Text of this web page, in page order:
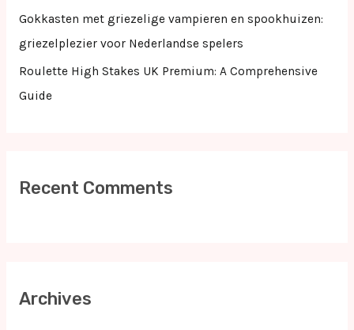
Gokkasten met griezelige vampieren en spookhuizen:
griezelplezier voor Nederlandse spelers
Roulette High Stakes UK Premium: A Comprehensive
Guide
Recent Comments
Archives